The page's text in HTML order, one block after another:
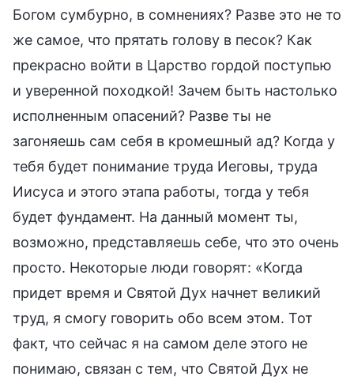
Богом сумбурно, в сомнениях? Разве это не то
же самое, что прятать голову в песок? Как
прекрасно войти в Царство гордой поступью
и уверенной походкой! Зачем быть настолько
исполненным опасений? Разве ты не
загоняешь сам себя в кромешный ад? Когда у
тебя будет понимание труда Иеговы, труда
Иисуса и этого этапа работы, тогда у тебя
будет фундамент. На данный момент ты,
возможно, представляешь себе, что это очень
просто. Некоторые люди говорят: «Когда
придет время и Святой Дух начнет великий
труд, я смогу говорить обо всем этом. Тот
факт, что сейчас я на самом деле этого не
понимаю, связан с тем, что Святой Дух не